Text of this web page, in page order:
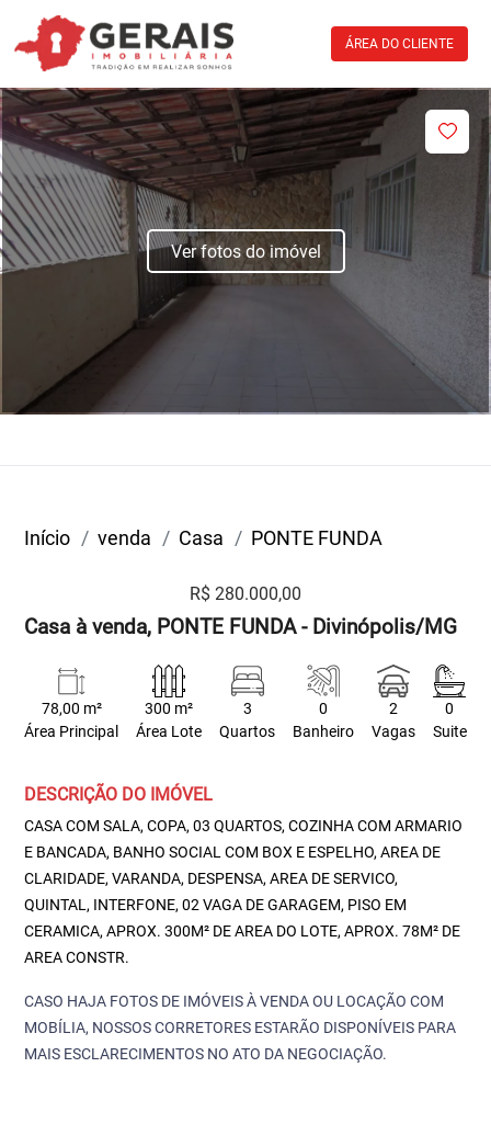
ÁREA DO CLIENTE
Ver fotos do imóvel
Início venda Casa PONTE FUNDA
R$ 280.000,00
Casa à venda, PONTE FUNDA - Divinópolis/MG
78,00 m²
Área Principal
300 m²
Área Lote
3
Quartos
0
Banheiro
2
Vagas
0
Suite
DESCRIÇÃO DO IMÓVEL
CASA COM SALA, COPA, 03 QUARTOS, COZINHA COM ARMARIO
E BANCADA, BANHO SOCIAL COM BOX E ESPELHO, AREA DE
CLARIDADE, VARANDA, DESPENSA, AREA DE SERVICO,
QUINTAL, INTERFONE, 02 VAGA DE GARAGEM, PISO EM
CERAMICA, APROX. 300M² DE AREA DO LOTE, APROX. 78M² DE
AREA CONSTR.
CASO HAJA FOTOS DE IMÓVEIS À VENDA OU LOCAÇÃO COM
MOBÍLIA, NOSSOS CORRETORES ESTARÃO DISPONÍVEIS PARA
MAIS ESCLARECIMENTOS NO ATO DA NEGOCIAÇÃO.